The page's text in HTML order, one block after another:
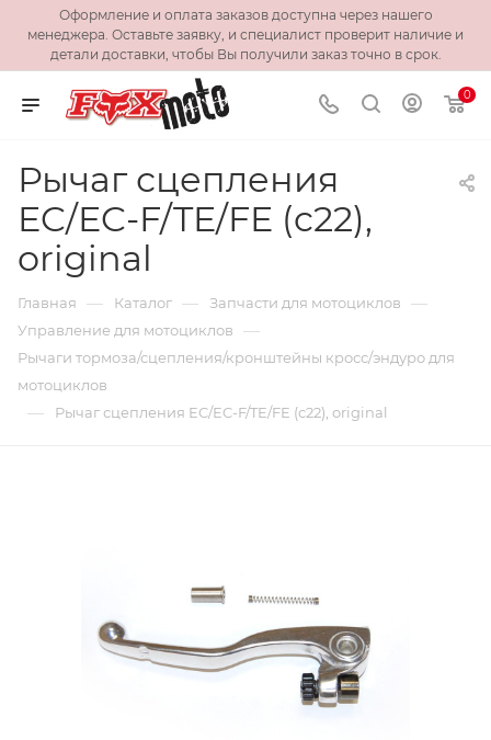
Оформление и оплата заказов доступна через нашего
менеджера. Оставьте заявку, и специалист проверит наличие и
детали доставки, чтобы Вы получили заказ точно в срок.
0
Рычаг сцепления
EC/EC-F/TE/FE (c22),
original
Главная — Каталог — Запчасти для мотоциклов —
Управление для мотоциклов —
Рычаги тормоза/сцепления/кронштейны кросс/эндуро для
мотоциклов
— Рычаг сцепления EC/EC-F/TE/FE (c22), original